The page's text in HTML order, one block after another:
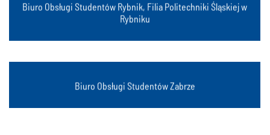
Biuro Obsługi Studentów Rybnik, Filia Politechniki Śląskiej w
Rybniku
Rybnik, ul. Kościuszki 54
Biuro Obsługi Studentów Zabrze
Zabrze, ul. Roosevelta 26 / ul. Roosevelta 40